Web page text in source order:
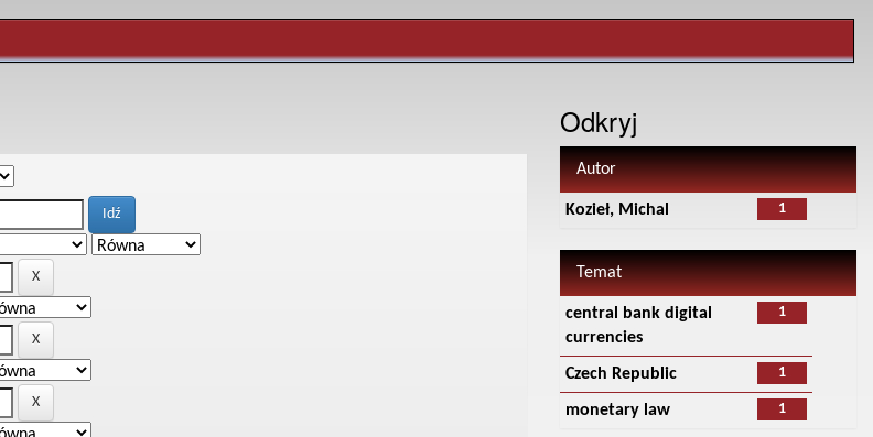
Odkryj
Autor
1
Kozieł, Michal
Temat
1
central bank digital
currencies
1
Czech Republic
1
monetary law